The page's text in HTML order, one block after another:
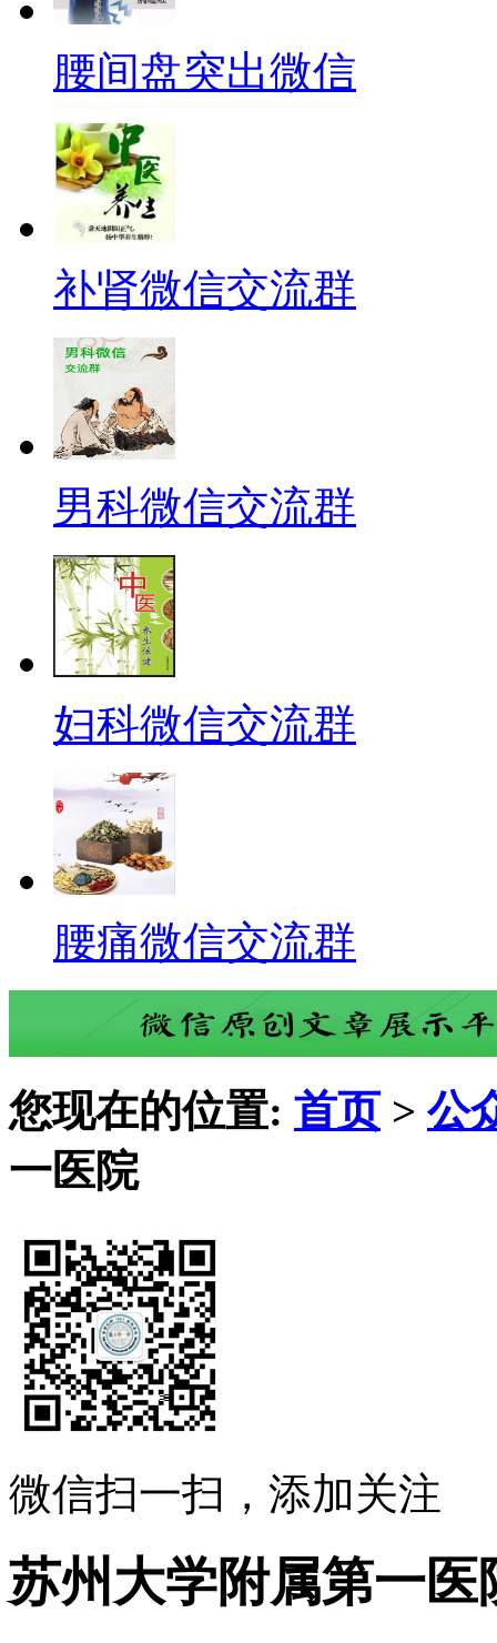
腰间盘突出微信
补肾微信交流群
男科微信交流群
妇科微信交流群
腰痛微信交流群
您现在的位置: 首页 > 公
一医院
微信扫一扫，添加关注
苏州大学附属第一医